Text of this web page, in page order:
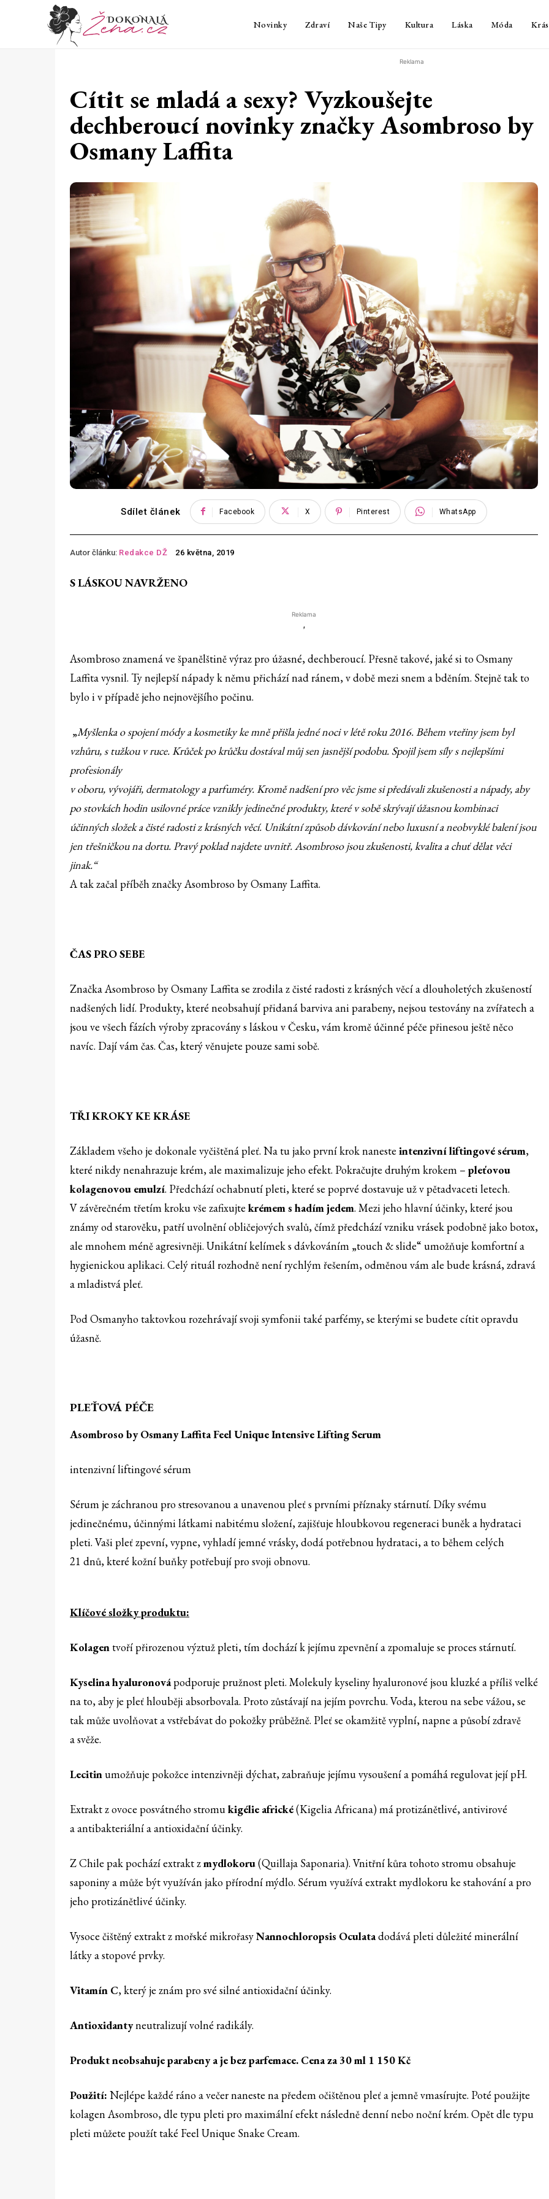
Novinky Zdraví Naše Tipy Kultura Láska Móda
Reklama
Cítit se mladá a sexy? Vyzkoušejte
dechberoucí novinky značky Asombroso by
Osmany Laffita
Sdílet článek Facebook X Pinterest WhatsApp
Autor článku: Redakce DŽ 26 května, 2019
S LÁSKOU NAVRŽENO
Reklama
'
Asombroso znamená ve španělštině výraz pro úžasné, dechberoucí. Přesně takové, jaké si to Osmany
Laffita vysnil. Ty nejlepší nápady k němu přichází nad ránem, v době mezi snem a bděním. Stejně tak to
bylo i v případě jeho nejnovějšího počinu.
„Myšlenka o spojení módy a kosmetiky ke mně přišla jedné noci v létě roku 2016. Během vteřiny jsem byl
vzhůru, s tužkou v ruce. Krůček po krůčku dostával můj sen jasnější podobu. Spojil jsem síly s nejlepšími
profesionály
v oboru, vývojáři, dermatology a parfuméry. Kromě nadšení pro věc jsme si předávali zkušenosti a nápady, aby
po stovkách hodin usilovné práce vznikly jedinečné produkty, které v sobě skrývají úžasnou kombinaci
účinných složek a čisté radosti z krásných věcí. Unikátní způsob dávkování nebo luxusní a neobvyklé balení jsou
jen třešničkou na dortu. Pravý poklad najdete uvnitř. Asombroso jsou zkušenosti, kvalita a chuť dělat věci
jinak.“
A tak začal příběh značky Asombroso by Osmany Laffita.
ČAS PRO SEBE
Značka Asombroso by Osmany Laffita se zrodila z čisté radosti z krásných věcí a dlouholetých zkušeností
nadšených lidí. Produkty, které neobsahují přidaná barviva ani parabeny, nejsou testovány na zvířatech a
jsou ve všech fázích výroby zpracovány s láskou v Česku, vám kromě účinné péče přinesou ještě něco
navíc. Dají vám čas. Čas, který věnujete pouze sami sobě.
TŘI KROKY KE KRÁSE
Základem všeho je dokonale vyčištěná pleť. Na tu jako první krok naneste intenzivní liftingové sérum,
které nikdy nenahrazuje krém, ale maximalizuje jeho efekt. Pokračujte druhým krokem – pleťovou
kolagenovou emulzí. Předchází ochabnutí pleti, které se poprvé dostavuje už v pětadvaceti letech.
V závěrečném třetím kroku vše zafixujte krémem s hadím jedem. Mezi jeho hlavní účinky, které jsou
známy od starověku, patří uvolnění obličejových svalů, čímž předchází vzniku vrásek podobně jako botox,
ale mnohem méně agresivněji. Unikátní kelímek s dávkováním „touch & slide“ umožňuje komfortní a
hygienickou aplikaci. Celý rituál rozhodně není rychlým řešením, odměnou vám ale bude krásná, zdravá
a mladistvá pleť.
Pod Osmanyho taktovkou rozehrávají svoji symfonii také parfémy, se kterými se budete cítit opravdu
úžasně.
PLEŤOVÁ PÉČE
Asombroso by Osmany Laffita Feel Unique Intensive Lifting Serum
intenzivní liftingové sérum
Sérum je záchranou pro stresovanou a unavenou pleť s prvními příznaky stárnutí. Díky svému
jedinečnému, účinnými látkami nabitému složení, zajišťuje hloubkovou regeneraci buněk a hydrataci
pleti. Vaši pleť zpevní, vypne, vyhladí jemné vrásky, dodá potřebnou hydrataci, a to během celých
21 dnů, které kožní buňky potřebují pro svoji obnovu.
Klíčové složky produktu:
Kolagentvoří přirozenou výztuž pleti, tím dochází k jejímu zpevnění a zpomaluje se proces stárnutí.
Kyselina hyaluronovápodporuje pružnost pleti. Molekuly kyseliny hyaluronové jsou kluzké a příliš velké
na to, aby je pleť hlouběji absorbovala. Proto zůstávají na jejím povrchu. Voda, kterou na sebe vážou, se
tak může uvolňovat a vstřebávat do pokožky průběžně. Pleť se okamžitě vyplní, napne a působí zdravě
a svěže.
Lecitinumožňuje pokožce intenzivněji dýchat, zabraňuje jejímu vysoušení a pomáhá regulovat její pH.
Extrakt z ovoce posvátného stromukigélie africké(Kigelia Africana) má protizánětlivé, antivirové
a antibakteriální a antioxidační účinky.
Z Chile pak pochází extrakt zmydlokoru(Quillaja Saponaria). Vnitřní kůra tohoto stromu obsahuje
saponiny a může být využíván jako přírodní mýdlo. Sérum využívá extrakt mydlokoru ke stahování a pro
jeho protizánětlivé účinky.
Vysoce čištěný extrakt z mořské mikrořasyNannochloropsis Oculatadodává pleti důležité minerální
látky a stopové prvky.
Vitamín C, který je znám pro své silné antioxidační účinky.
Antioxidantyneutralizují volné radikály.
Produkt neobsahuje parabeny a je bez parfemace. Cena za 30 ml 1 150 Kč
Použití: Nejlépe každé ráno a večer naneste na předem očištěnou pleť a jemně vmasírujte. Poté použijte
kolagen Asombroso, dle typu pleti pro maximální efekt následně denní nebo noční krém. Opět dle typu
pleti můžete použít také Feel Unique Snake Cream.